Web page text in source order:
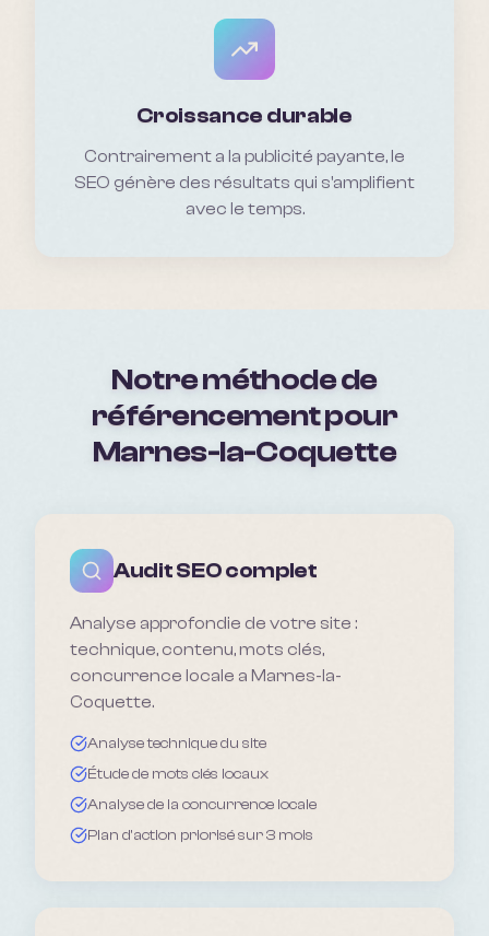
Croissance durable
Contrairement a la publicité payante, le
SEO génère des résultats qui s'amplifient
avec le temps.
Notre méthode de
référencement pour
Marnes-la-Coquette
Audit SEO complet
Analyse approfondie de votre site :
technique, contenu, mots clés,
concurrence locale a Marnes-la-
Coquette.
Analyse technique du site
Étude de mots clés locaux
Analyse de la concurrence locale
Plan d'action priorisé sur 3 mois